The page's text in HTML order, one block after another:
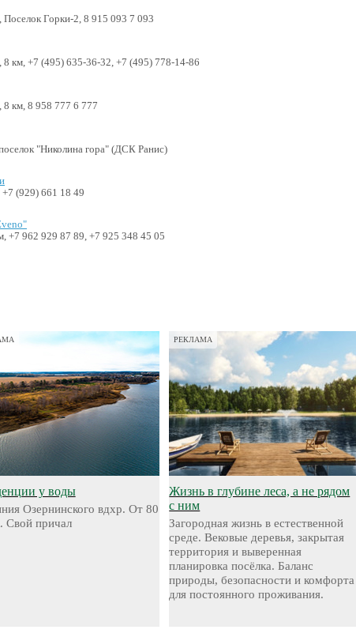
Горки-2, 8 915 093 7 093
км, +7 (495) 635-36-32, +7 (495) 778-14-86
8 км, 8 958 777 6 777
"Николина гора" (ДСК Ранис)
(929) 661 18 49
+7 962 929 87 89, +7 925 348 45 05
у воды
Озернинского вдхр. От 80
Свой причал
РЕКЛАМА
Жизнь в глубине леса, а не рядом
с ним
Загородная жизнь в естественной
среде. Вековые деревья, закрытая
территория и выверенная
планировка посёлка. Баланс
природы, безопасности и комфорта
для постоянного проживания.